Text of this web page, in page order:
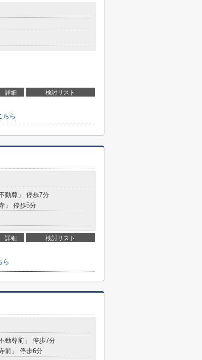
詳細 検討リスト
ちら
動尊」 停歩7分
」 停歩5分
詳細 検討リスト
ら
動尊前」 停歩7分
前」 停歩6分